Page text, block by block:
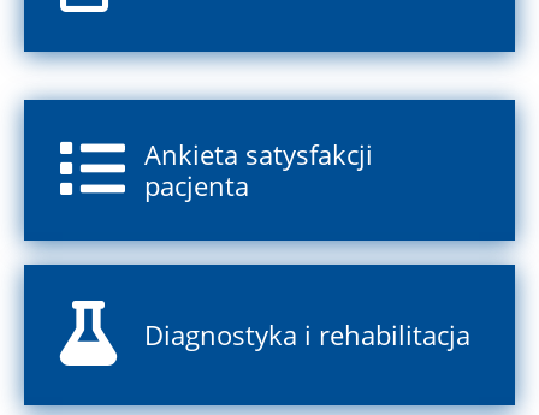
Ankieta satysfakcji
pacjenta
Diagnostyka i rehabilitacja